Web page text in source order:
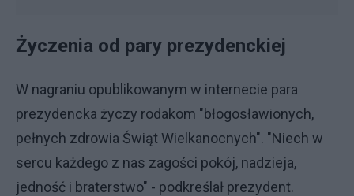
Życzenia od pary prezydenckiej
W nagraniu opublikowanym w internecie para
prezydencka życzy rodakom "błogosławionych,
pełnych zdrowia Świąt Wielkanocnych". "Niech w
sercu każdego z nas zagości pokój, nadzieja,
jedność i braterstwo" - podkreślał prezydent.